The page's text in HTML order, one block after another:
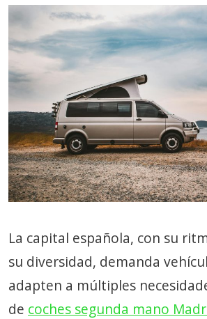
La capital española, con su
su diversidad, demanda
adapten a múltiples
de coches segunda mano